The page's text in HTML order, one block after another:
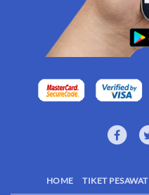
HOME TIKET PESAWAT